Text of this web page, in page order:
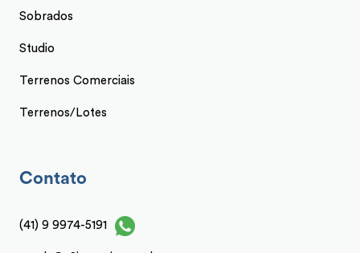
Sobrados
Studio
Terrenos Comerciais
Terrenos/Lotes
Contato
(41) 9 9974-5191